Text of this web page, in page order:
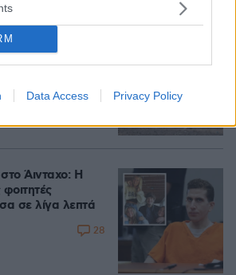
Data Access Privacy Policy
της
χίλια πλήγματα
να τους
Άινταχο: Η
σε λίγα λεπτά
28